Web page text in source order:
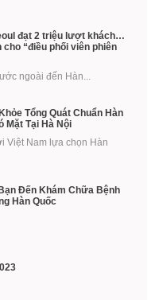
đạt 2 triệu lượt khách…
“điều phối viên phiên
ngoài đến Hàn...
Tổng Quát Chuẩn Hàn
Mặt Tại Hà Nội
Việt Nam lựa chọn Hàn
Đến Khám Chữa Bệnh
Hàn Quốc